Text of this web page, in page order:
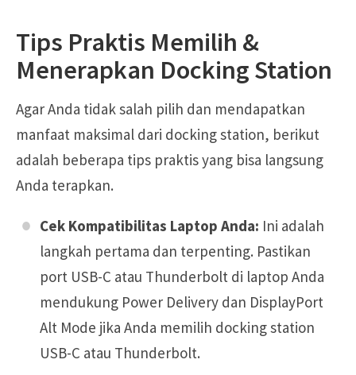
Tips Praktis Memilih &
Menerapkan Docking Station
Agar Anda tidak salah pilih dan mendapatkan
manfaat maksimal dari docking station, berikut
adalah beberapa tips praktis yang bisa langsung
Anda terapkan.
Cek Kompatibilitas Laptop Anda: Ini adalah
langkah pertama dan terpenting. Pastikan
port USB-C atau Thunderbolt di laptop Anda
mendukung Power Delivery dan DisplayPort
Alt Mode jika Anda memilih docking station
USB-C atau Thunderbolt.